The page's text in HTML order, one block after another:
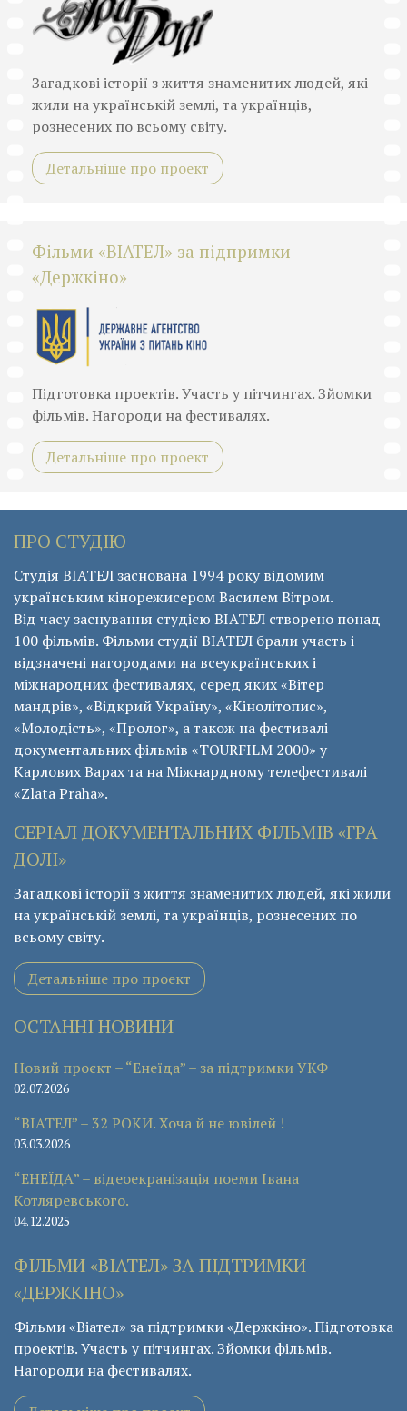
Загадкові історії з життя знаменитих людей, які
жили на українській землі, та українців,
рознесених по всьому світу.
Детальніше про проект
Фільми «ВІАТЕЛ» за підпримки
«Держкіно»
Підготовка проектів. Участь у пітчингах. Зйомки
фільмів. Нагороди на фестивалях.
Детальніше про проект
ПРО СТУДІЮ
Студія ВІАТЕЛ заснована 1994 року відомим
українським кінорежисером Василем Вітром.
Від часу заснування студією ВІАТЕЛ створено понад
100 фільмів. Фільми студії ВІАТЕЛ брали участь і
відзначені нагородами на всеукраїнських і
міжнародних фестивалях, серед яких «Вітер
мандрів», «Відкрий Україну», «Кінолітопис»,
«Молодість», «Пролог», а також на фестивалі
документальних фільмів «ТОURFILM 2000» у
Карлових Варах та на Міжнардному телефестивалі
«Zlata Praha».
СЕРІАЛ ДОКУМЕНТАЛЬНИХ ФІЛЬМІВ «ГРА
ДОЛІ»
Загадкові історії з життя знаменитих людей, які жили
на українській землі, та українців, рознесених по
всьому світу.
Детальніше про проект
ОСТАННІ НОВИНИ
Новий проєкт – “Енеїда” – за підтримки УКФ
02.07.2026
“ВІАТЕЛ” – 32 РОКИ. Хоча й не ювілей !
03.03.2026
“ЕНЕЇДА” – відеоекранізація поеми Івана
Котляревського.
04.12.2025
ФІЛЬМИ «ВІАТЕЛ» ЗА ПІДТРИМКИ
«ДЕРЖКІНО»
Фільми «Віател» за підтримки «Держкіно». Підготовка
проектів. Участь у пітчингах. Зйомки фільмів.
Нагороди на фестивалях.